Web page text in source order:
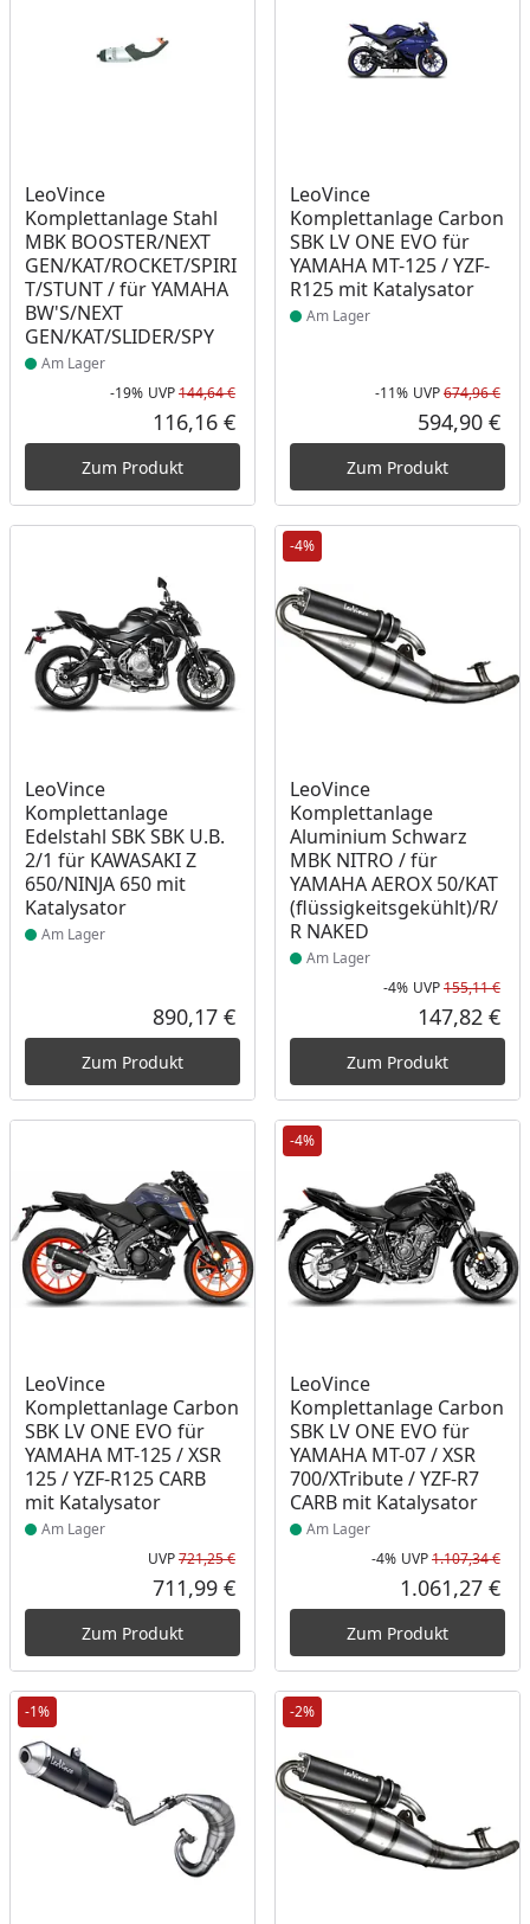
LeoVince
Komplettanlage Stahl
MBK BOOSTER/NEXT
GEN/KAT/ROCKET/SPIRI
T/STUNT / für YAMAHA
BW'S/NEXT
GEN/KAT/SLIDER/SPY
Produkt am Lager
Am Lager
Rabatt in Prozent
-19%
Ursprünglicher Preis
UVP144,64 €
Aktueller Preis
116,16 €
Zum Produkt
LeoVince
Komplettanlage Carbon
SBK LV ONE EVO für
YAMAHA MT-125 / YZF-
R125 mit Katalysator
Produkt am Lager
Am Lager
-11% UVP674,96 €
594,90 €
Zum Produkt
LeoVince
Komplettanlage
Edelstahl SBK SBK U.B.
2/1 für KAWASAKI Z
650/NINJA 650 mit
Katalysator
Produkt am Lager
Am Lager
Aktueller Preis
890,17 €
Zum Produkt
-4%
LeoVince
Komplettanlage
Aluminium Schwarz
MBK NITRO / für
YAMAHA AEROX 50/KAT
(flüssigkeitsgekühlt)/R/
R NAKED
Produkt am Lager
Am Lager
-4% UVP155,11 €
147,82 €
Zum Produkt
LeoVince
Komplettanlage Carbon
SBK LV ONE EVO für
YAMAHA MT-125 / XSR
125 / YZF-R125 CARB
mit Katalysator
Produkt am Lager
Am Lager
Ursprünglicher Preis
UVP721,25 €
Aktueller Preis
711,99 €
Zum Produkt
-4%
LeoVince
Komplettanlage Carbon
SBK LV ONE EVO für
YAMAHA MT-07 / XSR
700/XTribute / YZF-R7
CARB mit Katalysator
Produkt am Lager
Am Lager
-4% UVP1.107,34 €
1.061,27 €
Zum Produkt
-1% -2%